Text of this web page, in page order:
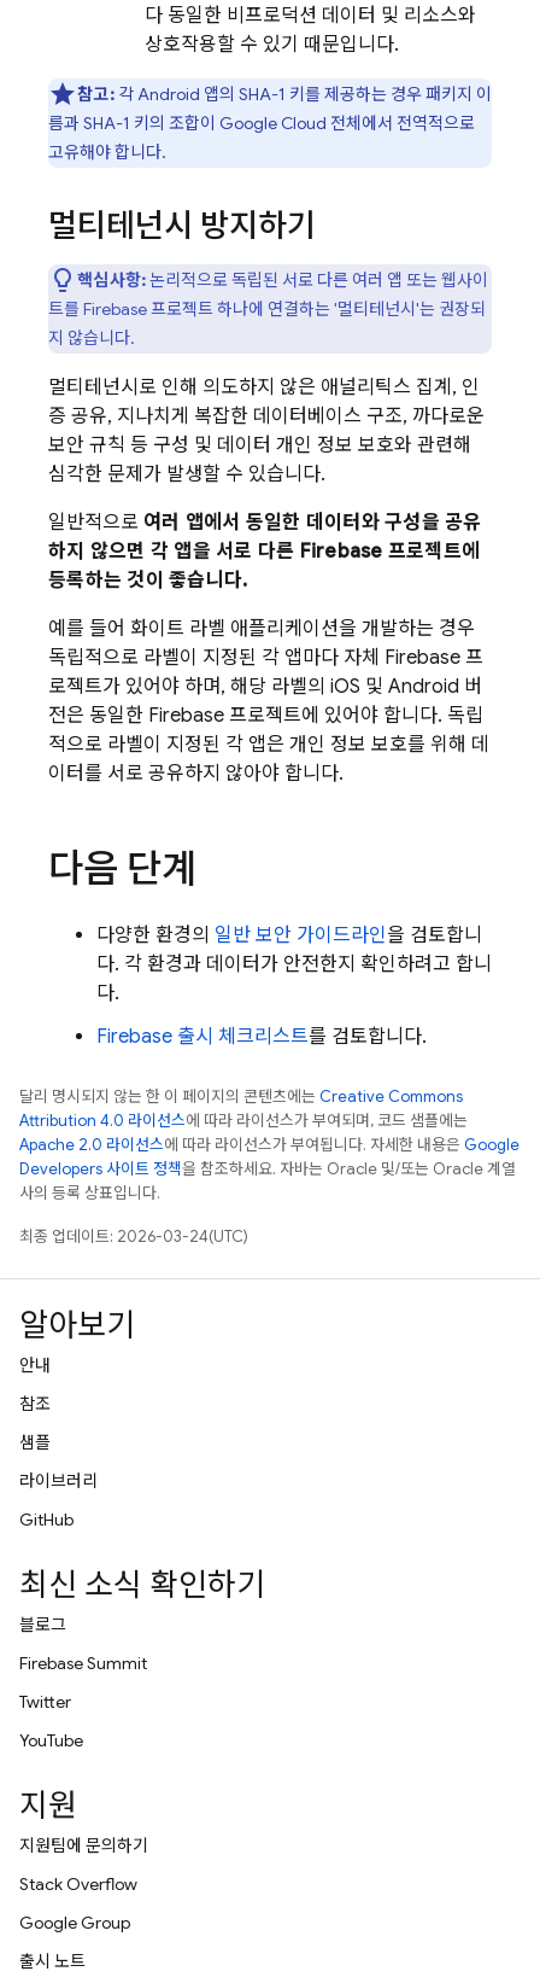
다 동일한 비프로덕션 데이터 및 리소스와
상호작용할 수 있기 때문입니다.
참고:각 Android 앱의 SHA-1 키를 제공하는 경우 패키지 이
름과 SHA-1 키의 조합이 Google Cloud 전체에서 전역적으로
고유해야 합니다.
멀티테넌시 방지하기
핵심사항:논리적으로 독립된 서로 다른 여러 앱 또는 웹사이
트를 Firebase 프로젝트 하나에 연결하는 '멀티테넌시'는 권장되
지 않습니다.
멀티테넌시로 인해 의도하지 않은 애널리틱스 집계, 인
증 공유, 지나치게 복잡한 데이터베이스 구조, 까다로운
보안 규칙 등 구성 및 데이터 개인 정보 보호와 관련해
심각한 문제가 발생할 수 있습니다.
일반적으로 여러 앱에서 동일한 데이터와 구성을 공유
하지 않으면 각 앱을 서로 다른 Firebase 프로젝트에
등록하는 것이 좋습니다.
예를 들어 화이트 라벨 애플리케이션을 개발하는 경우
독립적으로 라벨이 지정된 각 앱마다 자체 Firebase 프
로젝트가 있어야 하며, 해당 라벨의 iOS 및 Android 버
전은 동일한 Firebase 프로젝트에 있어야 합니다. 독립
적으로 라벨이 지정된 각 앱은 개인 정보 보호를 위해 데
이터를 서로 공유하지 않아야 합니다.
다음 단계
다양한 환경의 일반 보안 가이드라인을 검토합니
다. 각 환경과 데이터가 안전한지 확인하려고 합니
다.
Firebase 출시 체크리스트를 검토합니다.
달리 명시되지 않는 한 이 페이지의 콘텐츠에는 Creative Commons
Attribution 4.0 라이선스에 따라 라이선스가 부여되며, 코드 샘플에는
Apache 2.0 라이선스에 따라 라이선스가 부여됩니다. 자세한 내용은 Google
Developers 사이트 정책을 참조하세요. 자바는 Oracle 및/또는 Oracle 계열
사의 등록 상표입니다.
최종 업데이트: 2026-03-24(UTC)
알아보기
안내
참조
샘플
라이브러리
GitHub
최신 소식 확인하기
블로그
Firebase Summit
Twitter
YouTube
지원
지원팀에 문의하기
Stack Overflow
Google Group
출시 노트